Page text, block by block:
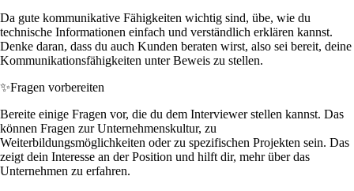
Da gute kommunikative Fähigkeiten wichtig sind, übe, wie du
technische Informationen einfach und verständlich erklären kannst.
Denke daran, dass du auch Kunden beraten wirst, also sei bereit, deine
Kommunikationsfähigkeiten unter Beweis zu stellen.
✨Fragen vorbereiten
Bereite einige Fragen vor, die du dem Interviewer stellen kannst. Das
können Fragen zur Unternehmenskultur, zu
Weiterbildungsmöglichkeiten oder zu spezifischen Projekten sein. Das
zeigt dein Interesse an der Position und hilft dir, mehr über das
Unternehmen zu erfahren.